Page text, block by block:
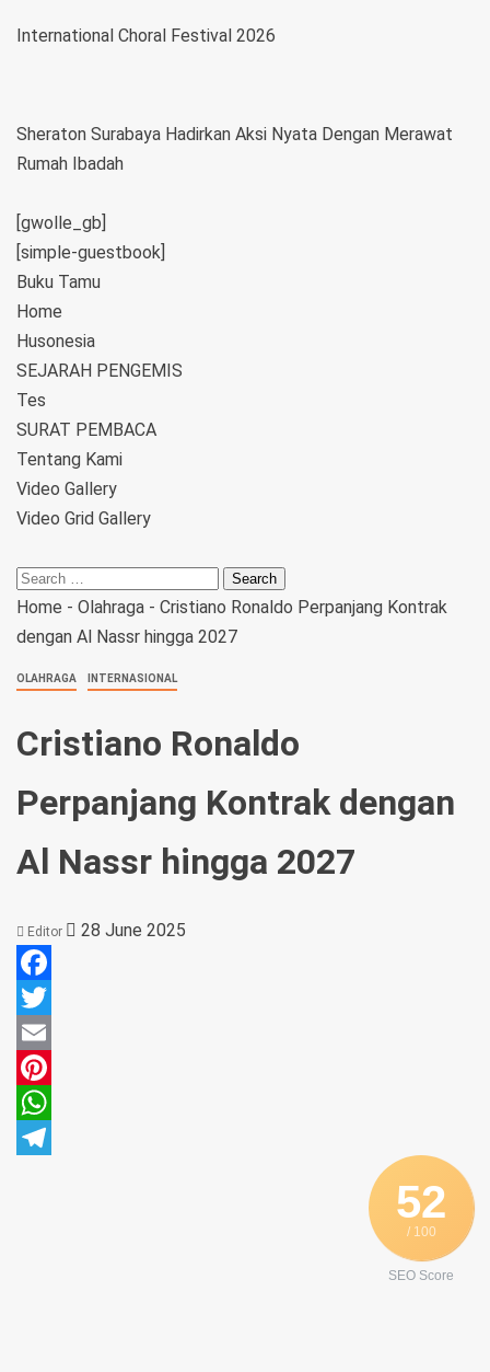
International Choral Festival 2026
Sheraton Surabaya Hadirkan Aksi Nyata Dengan Merawat
Rumah Ibadah
[gwolle_gb]
[simple-guestbook]
Buku Tamu
Home
Husonesia
SEJARAH PENGEMIS
Tes
SURAT PEMBACA
Tentang Kami
Video Gallery
Video Grid Gallery
Home - Olahraga - Cristiano Ronaldo Perpanjang Kontrak
dengan Al Nassr hingga 2027
OLAHRAGA INTERNASIONAL
Cristiano Ronaldo
Perpanjang Kontrak dengan
Al Nassr hingga 2027
Editor 28 June 2025
Facebook
Twitter
Email
Pinterest
WhatsApp
52
/ 100
SEO Score